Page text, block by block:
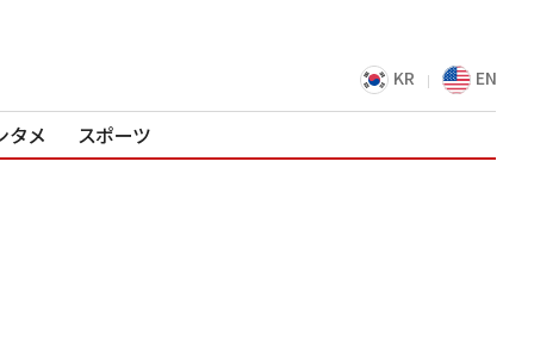
KR EN
タメ スポーツ